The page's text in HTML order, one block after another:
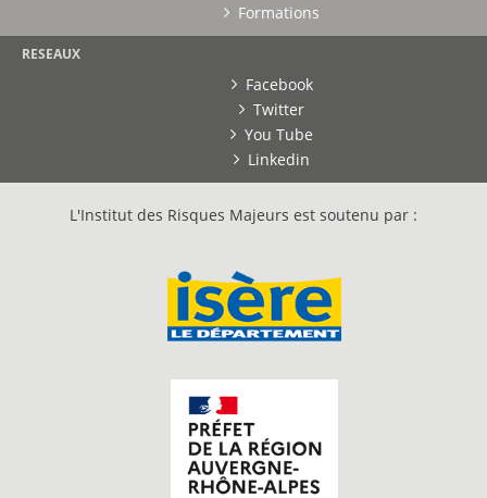
Formations
RESEAUX
Facebook
Twitter
You Tube
Linkedin
L'Institut des Risques Majeurs est soutenu par :